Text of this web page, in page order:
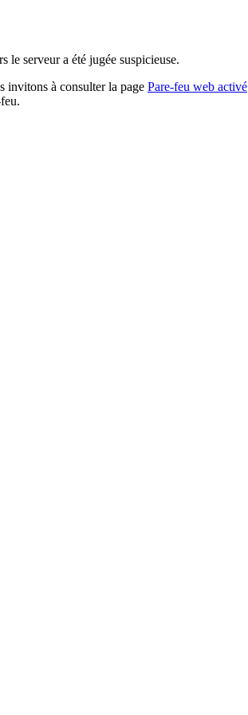
le serveur a été jugée suspicieuse.
invitons à consulter la page Pare-feu web activé